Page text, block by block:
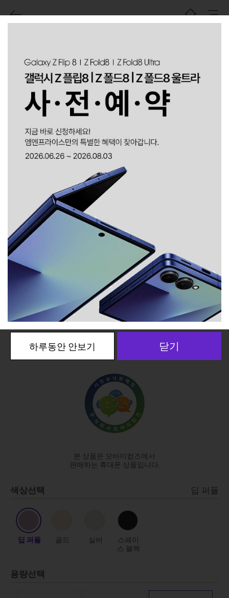
LG U+ ㆍ A2890-512
아이폰14 프로 512
본 상품은 모바이컴즈에서
판매하는 휴대폰 상품입니다.
색상선택 딥 퍼플
딥 퍼플 골드 실버
스페이
스 블랙
용량선택